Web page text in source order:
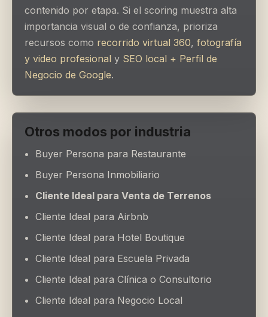
contenido por etapa. Si el scoring muestra alta
importancia visual o de confianza, prioriza
recursos como recorrido virtual 360, fotografía
y video profesional y SEO local + Perfil de
Negocio de Google.
Otros modos por industria
Buyer Persona para Restaurante
Buyer Persona Inmobiliario
Cliente Ideal para Venta de Terrenos
Cliente Ideal para Airbnb
Cliente Ideal para Hotel Boutique
Cliente Ideal para Escuela Privada
Cliente Ideal para Clínica o Consultorio
Cliente Ideal para Negocio Local